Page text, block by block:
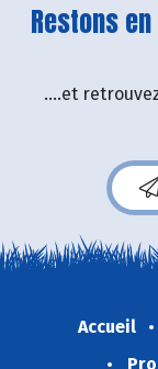
Restons
....et
Accueil